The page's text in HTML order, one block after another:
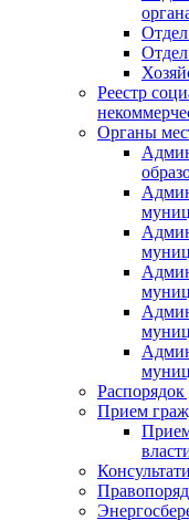
Реестр
Органы
Прием